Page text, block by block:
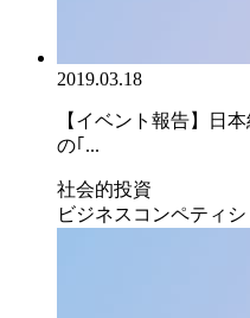
2019.03.18
【イベント報告】日
の｢...
社会的投資
ビジネスコンペティシ